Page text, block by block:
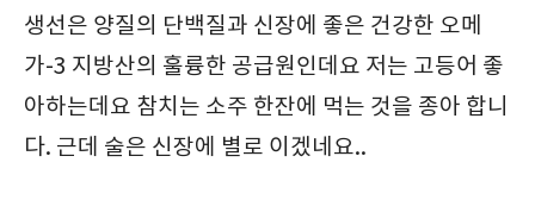
생선은 양질의 단백질과 신장에 좋은 건강한 오메
가-3 지방산의 훌륭한 공급원인데요 저는 고등어 좋
아하는데요 참치는 소주 한잔에 먹는 것을 종아 합니
다. 근데 술은 신장에 별로 이겠네요..